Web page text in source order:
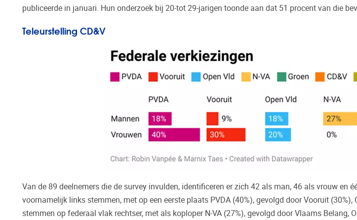
publiceerde in januari. Hun onderzoek bij 20-tot 29-jarigen toonde aan dat 51 procent van die
Teleurstelling CD&V
Van de 89 deelnemers die de survey invulden, identificeren er zich 42 als man, 46 als vrouw en
voornamelijk links stemmen, met op een eerste plaats PVDA (40%), gevolgd door Vooruit
stemmen op federaal vlak rechtser, met als koploper N-VA (27%), gevolgd door Vlaams Belang,